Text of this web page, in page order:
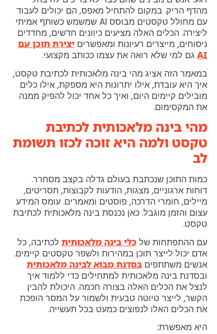
מהדף הריק. במקום להתחיל מאפס, הם יכולים לעבוד
עם מחולל טקסטים מבוסס AI שמשמש כשותף אמיתי
ליצירה. הכלים האלה מציעים כיוונים חדשים, מחדדים
ניסוחים, מייצרים רעיונות ומאפשרים יצירת תוכן עם
AI גם למי שלא רואה את עצמו ככותב מקצועי.
במאמר הזה אציג מהי בינה מלאכותית לכתיבת טקסט,
איך היא עובדת, אילו יתרונות היא מספקת, אילו כלים
מובילים קיימים היום, ואיך כל אחד יכול להפיק ממנה
את המקסימום.
מהי בינה מלאכותית לכתיבת
טקסט ולמה היא זוכה לכזו תשומת
לב
כמות התוכן שנכתבת בעולם גדלה בקצב מסחרר.
דוחות ארגוניים, מצגות, הודעות לקבוצות, תסריטים,
מיילים, חומרי הדרכה, פוסטים ומאמרים. עומס המידע
עצום והזמן מוגבל. כאן נכנסת בינה מלאכותית לכתיבת
טקסט.
עם ההתפתחות של כלי בינה מלאכותית לכתיבה, כל
אדם יכול לייצר תוכן במהירות ולשפר טקסטים קיימים.
אנשים משתתפים בסדנת מבוא לבינה מלאכותית
ובסדנת בינה מלאכותית למתחילים כדי ללמוד איך
לנצל את הכלים האלה בצורה חכמה. היכולת להבין
הקשר, לייצר טיוטה טבעית ולשמור על המסר הופכת
את הכלים האלו לנפוצים כמעט בכל תעשייה.
היא מאפשרת: